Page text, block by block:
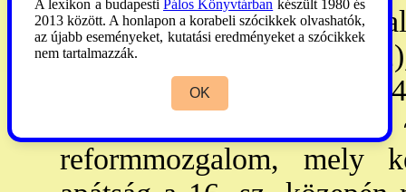
volt, hatalmas román tp-
itt III. Konrád (ur. 1138-
és Bajor Lajos cs. (ur.
el. A 14. sz. végén
reformmozgalom, mely
A lexikon a budapesti Pálos Könyvtárban készült 1980 és
2013 között. A honlapon a korabeli szócikkek olvashatók,
az újabb eseményeket, kutatási eredményeket a szócikkek
nem tartalmazzák.
OK